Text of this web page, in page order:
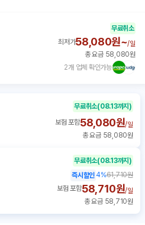
2개 업체 확인가능
무료취소
최저가58,080원~/일
총 요금 58,080원
무료취소(08.13까지)
보험 포함58,080원/일
총 요금 58,080원
무료취소(08.13까지)
즉시할인 4%61,710원
보험 포함58,710원/일
총 요금 58,710원